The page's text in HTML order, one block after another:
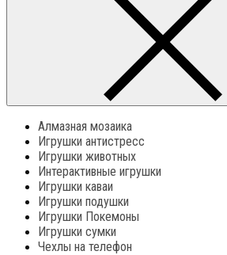
Алмазная мозаика
Игрушки антистресс
Игрушки животных
Интерактивные игрушки
Игрушки каваи
Игрушки подушки
Игрушки Покемоны
Игрушки сумки
Чехлы на телефон